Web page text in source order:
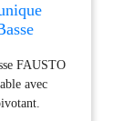
pivotant -
Blanc
FAUSTO
avec